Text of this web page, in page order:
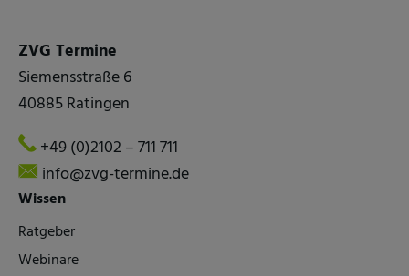
ZVG Termine
Siemensstraße 6
40885 Ratingen
+49 (0)2102 – 711 711
info@zvg-termine.de
Wissen
Ratgeber
Webinare